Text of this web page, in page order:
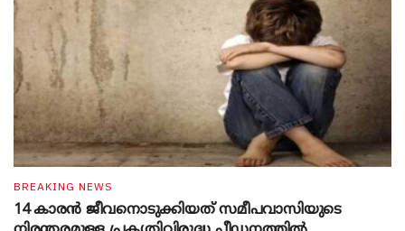
BREAKING NEWS
14 കാരൻ ജീവനൊടുക്കിയത് സമീപവാസിയുടെ